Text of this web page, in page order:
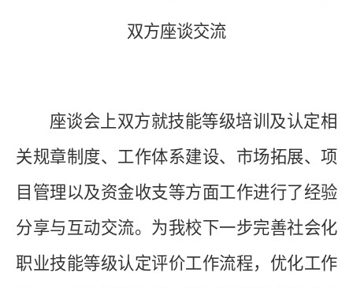
双方座谈交流
座谈会上双方就技能等级培训及认定相
关规章制度、工作体系建设、市场拓展、项
目管理以及资金收支等方面工作进行了经验
分享与互动交流。为我校下一步完善社会化
职业技能等级认定评价工作流程，优化工作